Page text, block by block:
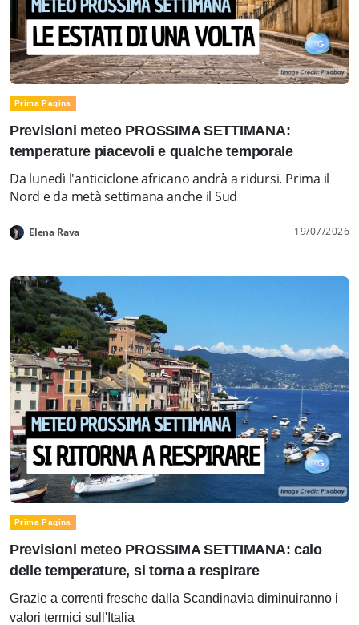
Prima Pagina
Previsioni meteo PROSSIMA SETTIMANA:
temperature piacevoli e qualche temporale
Da lunedì l'anticiclone africano andrà a ridursi. Prima il
Nord e da metà settimana anche il Sud
Elena Rava 19/07/2026
Prima Pagina
Previsioni meteo PROSSIMA SETTIMANA: calo
delle temperature, si torna a respirare
Grazie a correnti fresche dalla Scandinavia diminuiranno i
valori termici sull'Italia